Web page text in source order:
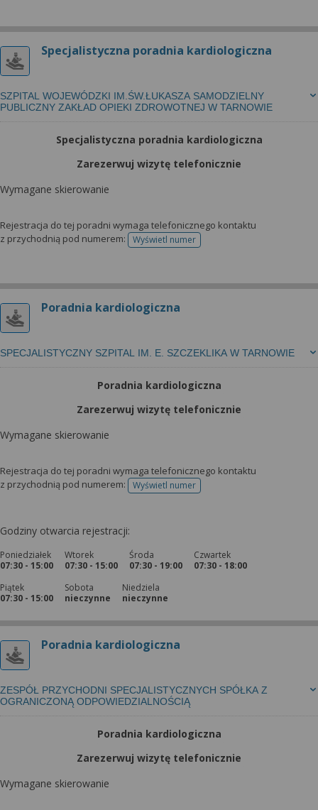
Specjalistyczna poradnia kardiologiczna
SZPITAL WOJEWÓDZKI IM.ŚW.ŁUKASZA SAMODZIELNY
PUBLICZNY ZAKŁAD OPIEKI ZDROWOTNEJ W TARNOWIE
Specjalistyczna poradnia kardiologiczna
Zarezerwuj wizytę telefonicznie
Wymagane skierowanie
Rejestracja do tej poradni wymaga telefonicznego kontaktu
z przychodnią pod numerem:
Wyświetl numertelefonu do rejestracji
Poradnia kardiologiczna
SPECJALISTYCZNY SZPITAL IM. E. SZCZEKLIKA W TARNOWIE
Poradnia kardiologiczna
Zarezerwuj wizytę telefonicznie
Wymagane skierowanie
Rejestracja do tej poradni wymaga telefonicznego kontaktu
z przychodnią pod numerem:
Wyświetl numertelefonu do rejestracji
Godziny otwarcia rejestracji:
Poniedziałek
07:30 - 15:00
Wtorek
07:30 - 15:00
Środa
07:30 - 19:00
Czwartek
07:30 - 18:00
Piątek
07:30 - 15:00
Sobota
nieczynne
Niedziela
nieczynne
Poradnia kardiologiczna
ZESPÓŁ PRZYCHODNI SPECJALISTYCZNYCH SPÓŁKA Z
OGRANICZONĄ ODPOWIEDZIALNOŚCIĄ
Poradnia kardiologiczna
Zarezerwuj wizytę telefonicznie
Wymagane skierowanie